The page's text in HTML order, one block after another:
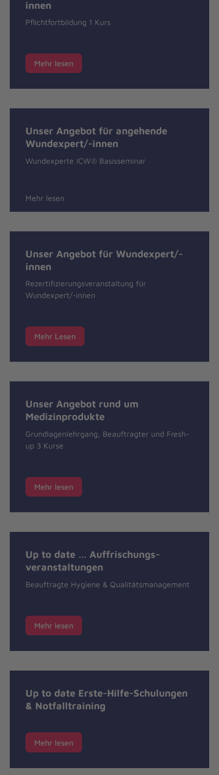
innen
Pflichtfortbildung 1 Kurs
Mehr lesen
Unser Angebot für angehende
Wundexpert/-innen
Wundexperte ICW® Basisseminar
Mehr lesen
Unser Angebot für Wundexpert/-
innen
Rezertifizierungsveranstaltung für
Wundexpert/-innen
Mehr Lesen
Unser Angebot rund um
Medizinprodukte
Grundlagenlehrgang, Beauftragter und Fresh-
up 3 Kurse
Mehr lesen
Up to date … Auffrischungs-
veranstaltungen
Beauftragte Hygiene & Qualitätsmanagement
Mehr lesen
Up to date Erste-Hilfe-Schulungen
& Notfalltraining
Mehr lesen